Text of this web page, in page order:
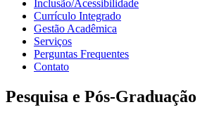
Inclusão/Acessibilidade
Currículo Integrado
Gestão Acadêmica
Serviços
Perguntas Frequentes
Contato
Pesquisa e Pós-Graduação